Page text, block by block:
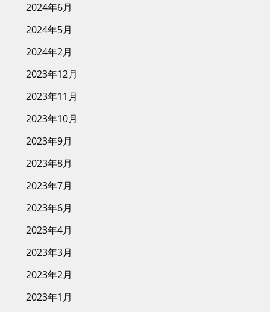
2024年6月
2024年5月
2024年2月
2023年12月
2023年11月
2023年10月
2023年9月
2023年8月
2023年7月
2023年6月
2023年4月
2023年3月
2023年2月
2023年1月